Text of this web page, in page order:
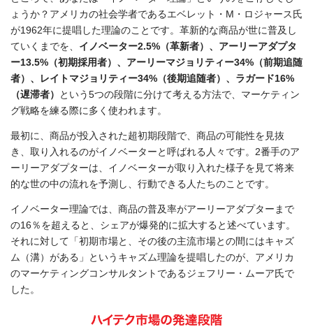
ょうか？アメリカの社会学者であるエベレット・M・ロジャース氏
が1962年に提唱した理論のことです。革新的な商品が世に普及し
ていくまでを、 イノベーター2.5%（革新者）、アーリーアダプタ
ー13.5%（初期採用者）、アーリーマジョリティー34%（前期追随
者）、レイトマジョリティー34%（後期追随者）、ラガード16%
（遅滞者）
という5つの段階に分けて考える方法で、マーケティン
グ戦略を練る際に多く使われます。
最初に、商品が投入された超初期段階で、商品の可能性を見抜
き、取り入れるのがイノベーターと呼ばれる人々です。2番手のア
ーリーアダプターは、イノベーターが取り入れた様子を見て将来
的な世の中の流れを予測し、行動できる人たちのことです。
イノベーター理論では、商品の普及率がアーリーアダプターまで
の16％を超えると、シェアが爆発的に拡大すると述べています。
それに対して「初期市場と、その後の主流市場との間にはキャズ
ム（溝）がある」というキャズム理論を提唱したのが、アメリカ
のマーケティングコンサルタントであるジェフリー・ムーア氏で
した。